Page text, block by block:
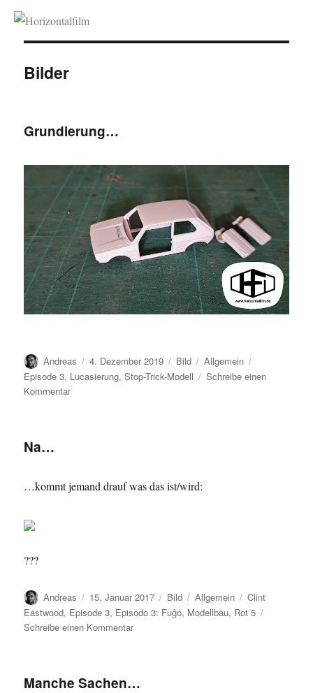
Horizontalfilm
Bilder
Grundierung…
Autor
Andreas
Veröffentlicht
am
4. Dezember 2019 Format
Bild Kategorien
Allgemein
Episode 3, Lucasierung,Stop-Trick-Modell
Schreibe einen
Kommentarzu
Na…
…kommt jemand drauf was das ist/wird:
???
Autor
Andreas
Veröffentlicht
am
15. Januar 2017 Format
Bild Kategorien
Allgemein Schlagwörter
Clint
Eastwood, Episode 3, Episodo 3: Fuĝo, Modellbau, Rot 5
Schreibe einen Kommentarzu
Manche Sachen…